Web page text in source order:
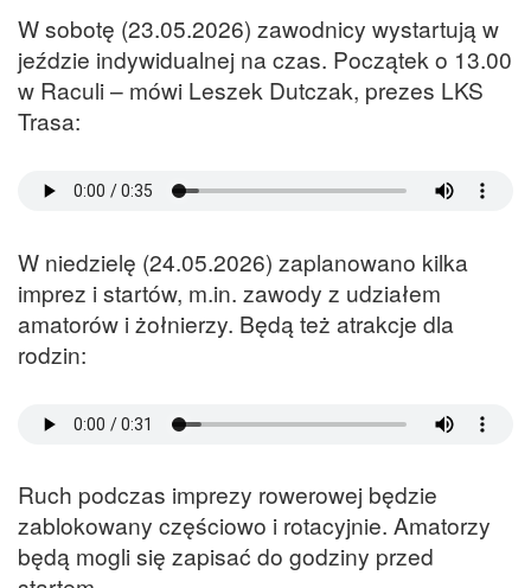
W sobotę (23.05.2026) zawodnicy wystartują w
jeździe indywidualnej na czas. Początek o 13.00
w Raculi – mówi Leszek Dutczak, prezes LKS
Trasa:
W niedzielę (24.05.2026) zaplanowano kilka
imprez i startów, m.in. zawody z udziałem
amatorów i żołnierzy. Będą też atrakcje dla
rodzin:
Ruch podczas imprezy rowerowej będzie
zablokowany częściowo i rotacyjnie. Amatorzy
będą mogli się zapisać do godziny przed